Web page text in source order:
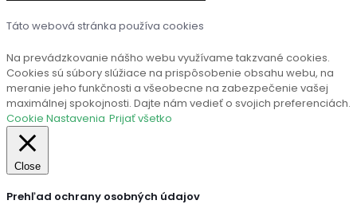
Táto webová stránka používa cookies
Na prevádzkovanie nášho webu využívame takzvané cookies.
Cookies sú súbory slúžiace na prispôsobenie obsahu webu, na
meranie jeho funkčnosti a všeobecne na zabezpečenie vašej
maximálnej spokojnosti. Dajte nám vedieť o svojich preferenciách.
Cookie Nastavenia Prijať všetko
Close
Prehľad ochrany osobných údajov